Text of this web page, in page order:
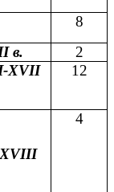
8
в.
2
XVII
12
XVIII
4